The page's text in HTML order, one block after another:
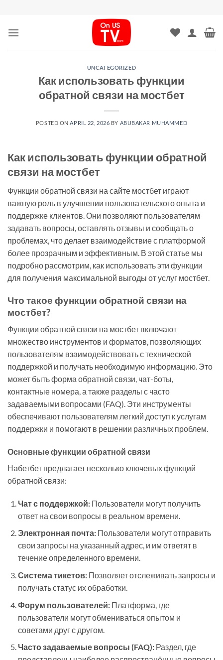
content
UNCATEGORIZED
Как использовать функции
обратной связи на мостбет
POSTED ON APRIL 22, 2026 BY ABUBAKAR MUHAMMED
Как использовать функции обратной
связи на мостбет
Функции обратной связи на сайте мостбет играют
важную роль в улучшении пользовательского опыта и
поддержке клиентов. Они позволяют пользователям
задавать вопросы, оставлять отзывы и сообщать о
проблемах, что делает взаимодействие с платформой
более прозрачным и эффективным. В этой статье мы
подробно рассмотрим, как использовать эти функции
для получения максимальной выгоды от услуг мостбет.
Что такое функции обратной связи на
мостбет?
Функции обратной связи на мостбет включают
множество инструментов и форматов, позволяющих
пользователям взаимодействовать с технической
поддержкой и получать необходимую информацию. Это
может быть форма обратной связи, чат-боты,
контактные номера, а также разделы с часто
задаваемыми вопросами (FAQ). Эти инструменты
обеспечивают пользователям легкий доступ к услугам
поддержки и помогают в решении различных проблем.
Основные функции обратной связи
Набетбет предлагает несколько ключевых функций
обратной связи:
Чат с поддержкой:Пользователи могут получить
ответ на свои вопросы в реальном времени.
Электронная почта:Пользователи могут отправить
свои запросы на указанный адрес, и им ответят в
течение определенного времени.
Система тикетов:Позволяет отслеживать запросы и
получать статус их обработки.
Форум пользователей:Платформа, где
пользователи могут обмениваться опытом и
советами друг с другом.
Часто задаваемые вопросы (FAQ):Раздел, где